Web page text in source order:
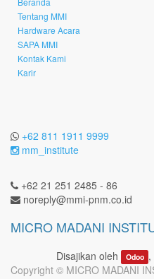
Tentang MMI
Hardware Acara
SAPA MMI
Kontak Kami
Karir
+62 811 1911 9999
mm_institute
+62 21 251 2485 - 86
noreply@mmi-pnm.co.id
MICRO MADANI
Disajikan oleh Odoo ,
Copyright © MICRO MADANI